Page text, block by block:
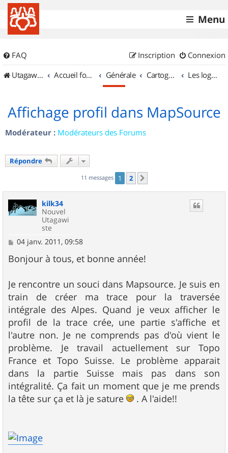
Menu
FAQ Connexion
Inscription
UtagawaVTT (Randos VTT et VTTAE avec traces GPS)
Accueil forum Générale Cartographie et GPS Les logiciels
Affichage profil dans MapSource
Modérateur : Modérateurs des Forums
Répondre
11 messages 1 2
kilk34
Nouvel
Utagawi
ste
M
s
s
g
e
04 janv. 2011, 09:58
Bonjour à tous, et bonne année!
Je rencontre un souci dans Mapsource. Je suis en
train de créer ma trace pour la traversée
intégrale des Alpes. Quand je veux afficher le
profil de la trace crée, une partie s'affiche et
l'autre non. Je ne comprends pas d'où vient le
problème. Je travail actuellement sur Topo
France et Topo Suisse. Le problème apparait
dans la partie Suisse mais pas dans son
intégralité. Ça fait un moment que je me prends
la tête sur ça et là je sature
. A l'aide!!